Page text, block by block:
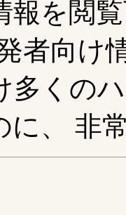
報を閲
者向け
多くの
に、 非